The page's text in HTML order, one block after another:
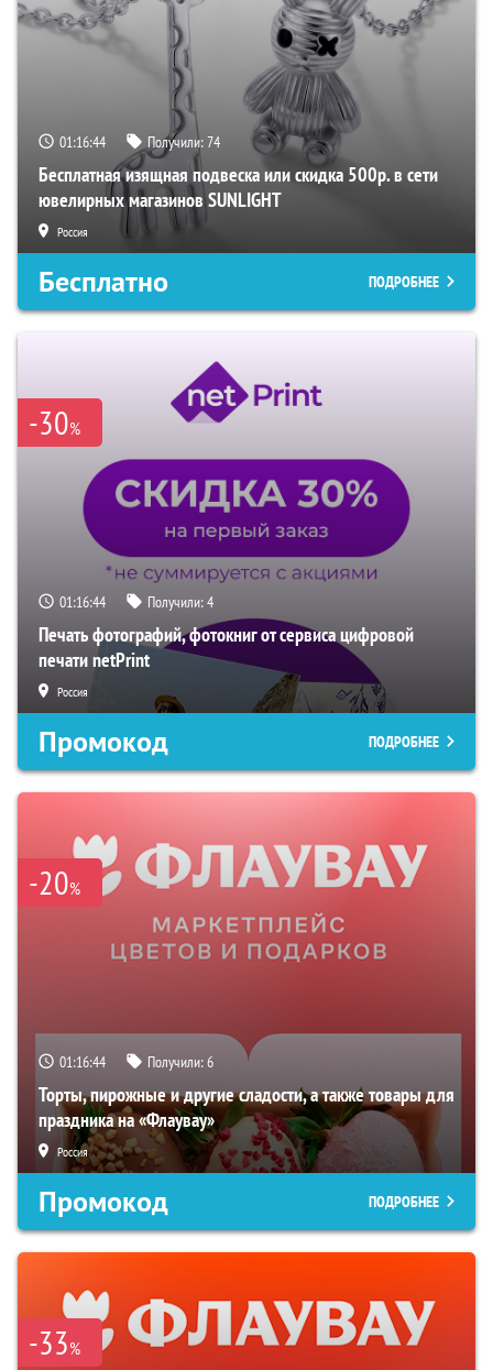
01:16:43 Получили:74
Бесплатная изящная подвеска или скидка 500р. в сети
ювелирных магазинов SUNLIGHT
Россия
Бесплатно ПОДРОБНЕЕ
-30%
01:16:43 Получили:4
Печать фотографий, фотокниг от сервиса цифровой
печати netPrint
Россия
Промокод ПОДРОБНЕЕ
-20%
01:16:43 Получили:6
Торты, пирожные и другие сладости, а также товары для
праздника на «Флаувау»
Россия
Промокод ПОДРОБНЕЕ
-33%